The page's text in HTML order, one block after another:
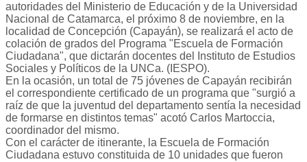
autoridades del Ministerio de Educación y de la Universidad
Nacional de Catamarca, el próximo 8 de noviembre, en la
localidad de Concepción (Capayán), se realizará el acto de
colación de grados del Programa "Escuela de Formación
Ciudadana", que dictarán docentes del Instituto de Estudios
Sociales y Políticos de la UNCa. (IESPO).
En la ocasión, un total de 75 jóvenes de Capayán recibirán
el correspondiente certificado de un programa que "surgió a
raíz de que la juventud del departamento sentía la necesidad
de formarse en distintos temas" acotó Carlos Martoccia,
coordinador del mismo.
Con el carácter de itinerante, la Escuela de Formación
Ciudadana estuvo constituida de 10 unidades que fueron